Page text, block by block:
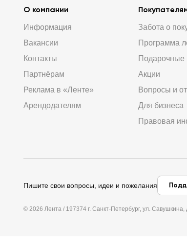
О компании
Информация
Вакансии
Контакты
Партнёрам
Реклама в «Ленте»
Арендодателям
Забота о
Программа
Подарочные
Акции
Вопросы и
Для бизнеса
Правовая
Пишите свои вопросы, идеи и пожелания
© 2026 Лента / 197374 г. Санкт-Петербург, ул.